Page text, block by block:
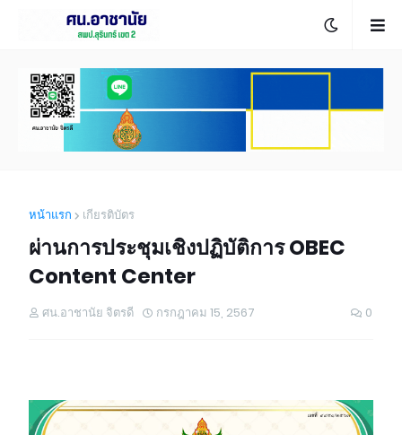
หน้าแรก เกียรติบัตร
ผ่านการประชุมเชิงปฏิบัติการ OBEC
Content Center
ศน.อาชานัย จิตรดี กรกฎาคม 15, 2567 0